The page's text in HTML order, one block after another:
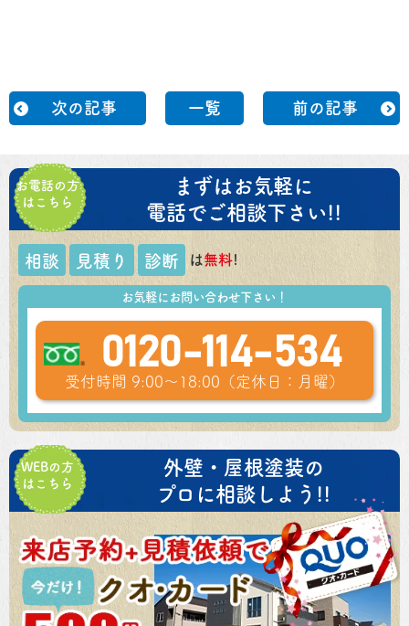
次の記事 一覧 前の記事
お電話の方
はこちら
まずはお気軽に
電話でご相談下さい!!
相談 見積り 診断 は無料!
お気軽にお問い合わせ下さい！
0120-114-534
受付時間 9:00～18:00（定休日：月曜）
WEBの方
はこちら
外壁・屋根塗装の
プロに相談しよう!!